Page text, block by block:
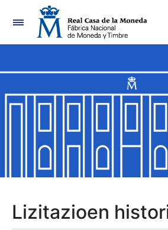
Nabigazioa
Erakutsi/Ezkutatu
Erakutsi/Ezkutatu
Erakutsi/Ezkutatu
Lizitazioen